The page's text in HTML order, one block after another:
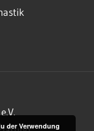
der Verwendung